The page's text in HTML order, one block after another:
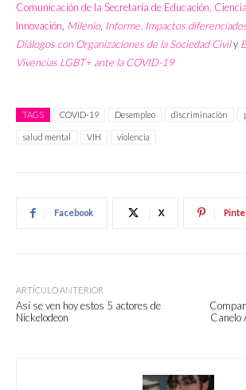
Comunicación de la Secretaría de Educación,
Innovación Milenio, Informe. Impactos
Diálogos con Organizaciones de la Sociedad Civily
Vivencias LGBT+ ante la COVID-19
TAGS COVID-19 Desempleo discriminación
salud mental VIH violencia
Facebook X
ARTÍCULO ANTERIOR
Así se ven hoy estos 5 actores de
Nickelodeon
Canelo